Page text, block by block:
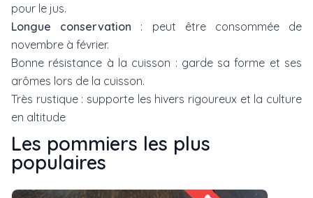
pour le jus.
Longue conservation : peut être consommée de
novembre à février.
Bonne résistance à la cuisson : garde sa forme et ses
arômes lors de la cuisson.
Très rustique : supporte les hivers rigoureux et la culture
en altitude
Les pommiers les plus
populaires